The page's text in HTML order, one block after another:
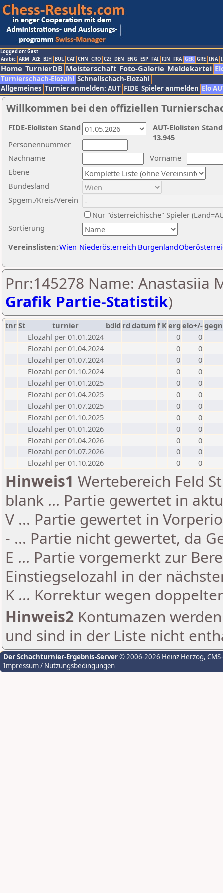
Logged on: Gast
Arabic ARM AZE BIH BUL CAT CHN CRO CZE DEN ENG ESP FAI FIN FRA GER GRE INA
Home TurnierDB Meisterschaft Foto-Galerie Meldekartei
Turnierschach-Elozahl Schnellschach-Elozahl
Allgemeines Turnier anmelden: AUT FIDE Spieler anmelden Elo
Willkommen bei den offiziellen
Nachname
Vorname
Ebene
Sortierung
Personennummer
Bundesland
Spgem./Kreis/Verein
Nur "österreichische" Spieler
Vereinslisten:Wien Niederösterreich Burgenland
AUT-Elolisten
13.945
FIDE-Elolisten Stand
Pnr:145278 Name: Anastasiia
Grafik Partie-Statistik)
tnrSt turnier bdld rd datumf Kerg elo+/-
Elozahl per 01.01.2024
0
0
Elozahl per 01.04.2024
0
0
Elozahl per 01.07.2024
0
0
Elozahl per 01.10.2024
0
0
Elozahl per 01.01.2025
0
0
Elozahl per 01.04.2025
0
0
Elozahl per 01.07.2025
0
0
Elozahl per 01.10.2025
0
0
Elozahl per 01.01.2026
0
0
Elozahl per 01.04.2026
0
0
Elozahl per 01.07.2026
0
0
Elozahl per 01.10.2026
0 0
Hinweis1 Wertebereich Feld
blank ... Partie gewertet in
V ... Partie gewertet in
- ... Partie nicht gewertet, da
E ... Partie vorgemerkt zur
Einstiegselozahl in der
K ... Korrektur wegen
Hinweis2 Kontumazen
und sind in der Liste nicht
Der Schachturnier-Ergebnis-Server© 2006-2026 Heinz Herzog,
Impressum / Nutzungsbedingungen